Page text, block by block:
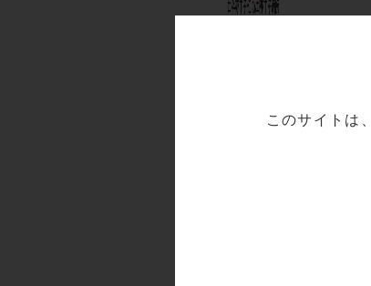
このサイトは